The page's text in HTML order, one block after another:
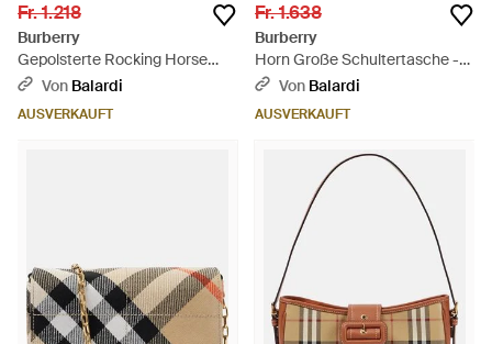
Fr. 1.218
Burberry
Gepolsterte Rocking Horse
Schultertasche - Schwarz
Von Balardi
AUSVERKAUFT
Fr. 1.638
Burberry
Horn Große Schultertasche -
Schwarz
Von Balardi
AUSVERKAUFT